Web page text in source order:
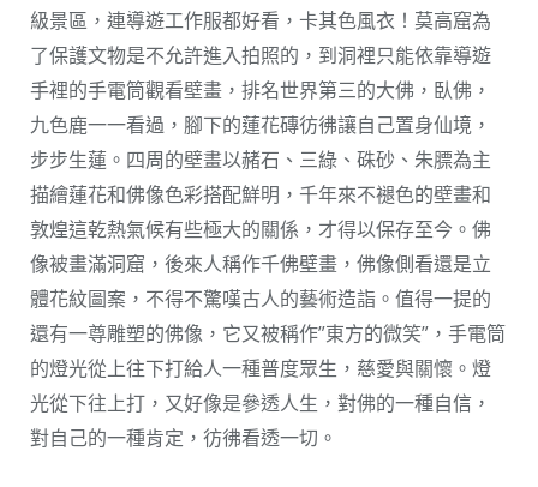
級景區，連導遊工作服都好看，卡其色風衣！莫高窟為
了保護文物是不允許進入拍照的，到洞裡只能依靠導遊
手裡的手電筒觀看壁畫，排名世界第三的大佛，臥佛，
九色鹿一一看過，腳下的蓮花磚彷彿讓自己置身仙境，
步步生蓮。四周的壁畫以赭石、三綠、硃砂、朱膘為主
描繪蓮花和佛像色彩搭配鮮明，千年來不褪色的壁畫和
敦煌這乾熱氣候有些極大的關係，才得以保存至今。佛
像被畫滿洞窟，後來人稱作千佛壁畫，佛像側看還是立
體花紋圖案，不得不驚嘆古人的藝術造詣。值得一提的
還有一尊雕塑的佛像，它又被稱作”東方的微笑”，手電筒
的燈光從上往下打給人一種普度眾生，慈愛與關懷。燈
光從下往上打，又好像是參透人生，對佛的一種自信，
對自己的一種肯定，彷彿看透一切。